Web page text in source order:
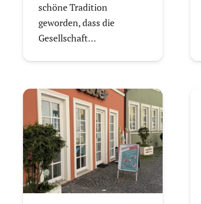
schöne Tradition
geworden, dass die
Gesellschaft…